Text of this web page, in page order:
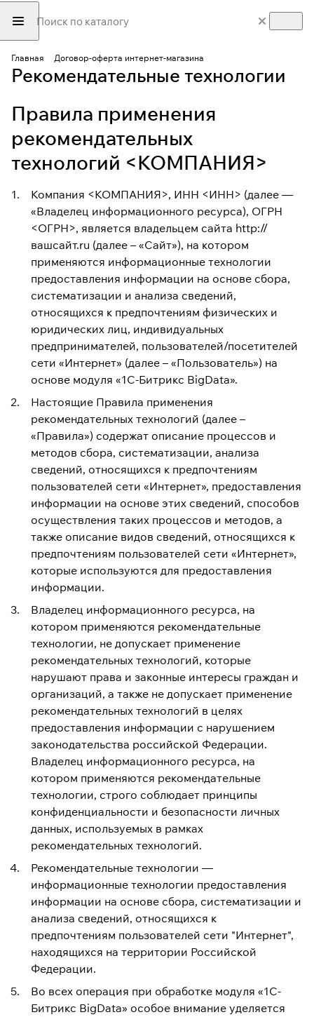
Главная Договор-оферта интернет-магазина
Рекомендательные технологии
Правила применения
рекомендательных
технологий <КОМПАНИЯ>
Компания <КОМПАНИЯ>, ИНН <ИНН> (далее —
«Владелец информационного ресурса), ОГРН
<ОГРН>, является владельцем сайта http://
вашсайт.ru (далее – «Сайт»), на котором
применяются информационные технологии
предоставления информации на основе сбора,
систематизации и анализа сведений,
относящихся к предпочтениям физических и
юридических лиц, индивидуальных
предпринимателей, пользователей/посетителей
сети «Интернет» (далее – «Пользователь») на
основе модуля «1C-Битрикс BigData».
Настоящие Правила применения
рекомендательных технологий (далее –
«Правила») содержат описание процессов и
методов сбора, систематизации, анализа
сведений, относящихся к предпочтениям
пользователей сети «Интернет», предоставления
информации на основе этих сведений, способов
осуществления таких процессов и методов, а
также описание видов сведений, относящихся к
предпочтениям пользователей сети «Интернет»,
которые используются для предоставления
информации.
Владелец информационного ресурса, на
котором применяются рекомендательные
технологии, не допускает применение
рекомендательных технологий, которые
нарушают права и законные интересы граждан и
организаций, а также не допускает применение
рекомендательных технологий в целях
предоставления информации с нарушением
законодательства российской Федерации.
Владелец информационного ресурса, на
котором применяются рекомендательные
технологии, строго соблюдает принципы
конфиденциальности и безопасности личных
данных, используемых в рамках
рекомендательных технологий.
Рекомендательные технологии —
информационные технологии предоставления
информации на основе сбора, систематизации и
анализа сведений, относящихся к
предпочтениям пользователей сети "Интернет",
находящихся на территории Российской
Федерации.
Во всех операция при обработке модуля «1C-
Битрикс BigData» особое внимание уделяется